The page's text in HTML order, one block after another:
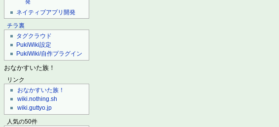
発
ネイティブアプリ開発
チラ裏
タグクラウド
PukiWiki設定
PukiWiki/自作プラグイン
おなかすいた族！
リンク
おなかすいた族！
wiki.nothing.sh
wiki.guttyo.jp
人気の50件